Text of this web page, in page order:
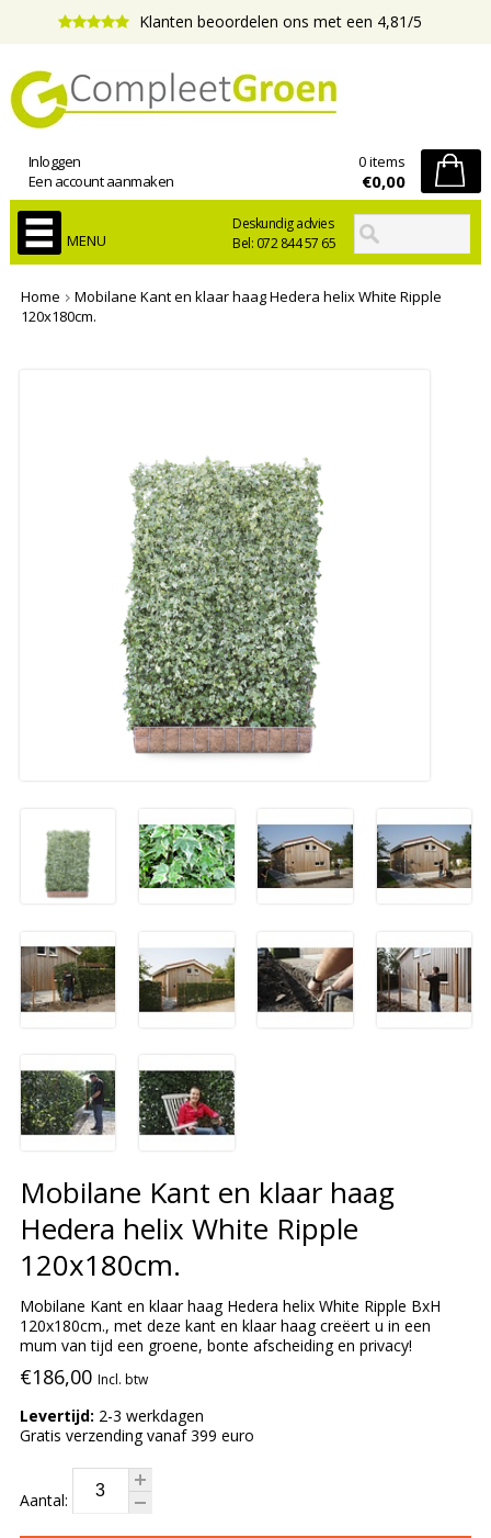
Klanten beoordelen ons met een 4,81/5
Deskundig advies
Bel: 072 844 57 65
Inloggen
Een account aanmaken
0 items
€0,00
MENU
Home
Mobilane Kant en klaar haag Hedera helix White Ripple
120x180cm.
Mobilane Kant en klaar haag
Hedera helix White Ripple
120x180cm.
Mobilane Kant en klaar haag Hedera helix White Ripple BxH
120x180cm., met deze kant en klaar haag creëert u in een
mum van tijd een groene, bonte afscheiding en privacy!
€186,00 Incl. btw
Levertijd: 2-3 werkdagen
Gratis verzending vanaf 399 euro
Aantal: